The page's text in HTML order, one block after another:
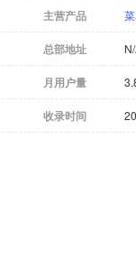
主营产品
总部地址
月用户量
收录时间